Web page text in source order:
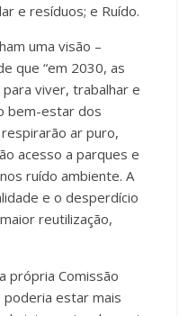
e resíduos; e Ruído.
uma visão –
que “em 2030, as
viver, trabalhar e
bem-estar dos
ar puro,
acesso a parques e
ruído ambiente. A
e o desperdício
reutilização,
própria Comissão
poderia estar mais